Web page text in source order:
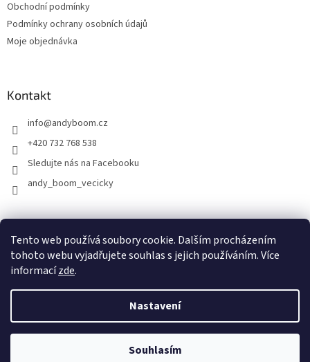
Tento web používá soubory cookie. Dalším procházením
tohoto webu vyjadřujete souhlas s jejich používáním. Více
informacízde.
Nastavení
Souhlasím
Obchodní podmínky
Podmínky ochrany osobních údajů
Moje objednávka
Kontakt
info@andyboom.cz
+420 732 768 538
Sledujte nás na Facebooku
andy_boom_vecicky
Copyright 2026ANDY Boom. Všechna práva vyhrazena.Upravit
nastavení cookies